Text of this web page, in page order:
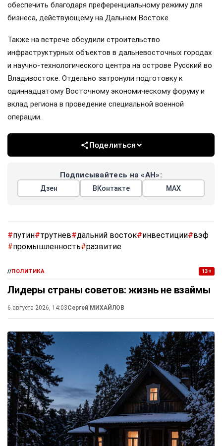
обеспечить благодаря преференциальному режиму для
бизнеса, действующему на Дальнем Востоке.
Также на встрече обсудили строительство
инфраструктурных объектов в дальневосточных городах
и научно-технологического центра на острове Русский во
Владивостоке. Отдельно затронули подготовку к
одиннадцатому Восточному экономическому форуму и
вклад региона в проведение специальной военной
операции.
Поделиться
Подписывайтесь на «АН»:
Дзен ВКонтакте МАХ
#путин#трутнев#дальний восток#инвестиции#вэф
#промышленность#развитие
//ПОЛИТИКА 13+
Лидеры страны советов: жизнь не взаймы
6 августа 2026, 14:03Сергей МИХАЙЛОВ